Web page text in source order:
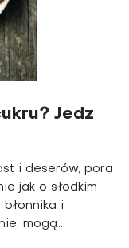
Jedz
i deserów, pora
jak o słodkim
i
mogą...